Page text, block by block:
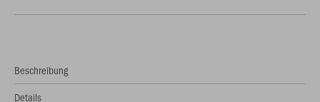
Beschreibung
Details